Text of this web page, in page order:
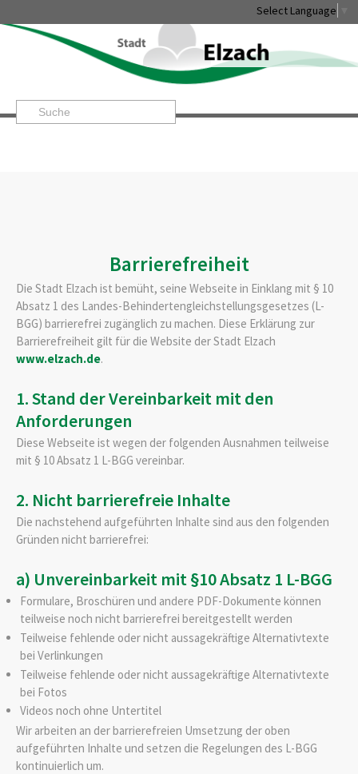
Select Language
Startseite»
Leben & Erleben Rathaus & Service
Barrierefreiheit
Die Stadt Elzach ist bemüht, seine Webseite in Einklang mit § 10
Absatz 1 des Landes-Behindertengleichstellungsgesetzes (L-
BGG) barrierefrei zugänglich zu machen. Diese Erklärung zur
Barrierefreiheit gilt für die Website der Stadt Elzach
www.elzach.de.
1. Stand der Vereinbarkeit mit den
Anforderungen
Diese Webseite ist wegen der folgenden Ausnahmen teilweise
mit § 10 Absatz 1 L-BGG vereinbar.
2. Nicht barrierefreie Inhalte
Die nachstehend aufgeführten Inhalte sind aus den folgenden
Gründen nicht barrierefrei:
a) Unvereinbarkeit mit §10 Absatz 1 L-BGG
Formulare, Broschüren und andere PDF-Dokumente können
teilweise noch nicht barrierefrei bereitgestellt werden
Teilweise fehlende oder nicht aussagekräftige Alternativtexte
bei Verlinkungen
Teilweise fehlende oder nicht aussagekräftige Alternativtexte
bei Fotos
Videos noch ohne Untertitel
Wir arbeiten an der barrierefreien Umsetzung der oben
aufgeführten Inhalte und setzen die Regelungen des L-BGG
kontinuierlich um.